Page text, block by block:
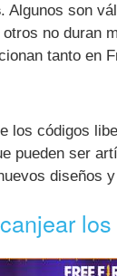
. Algunos son
no duran
tanto en
los códigos
pueden ser
diseños